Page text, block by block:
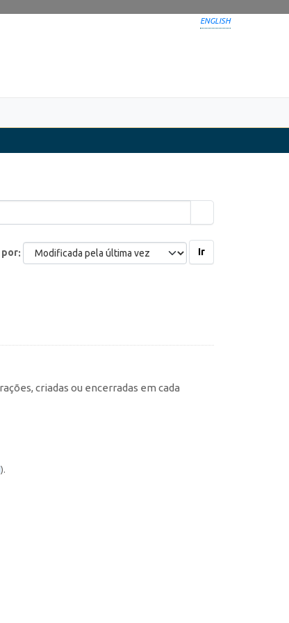
ENGLISH
por Ir
criadas ou encerradas em cada
).